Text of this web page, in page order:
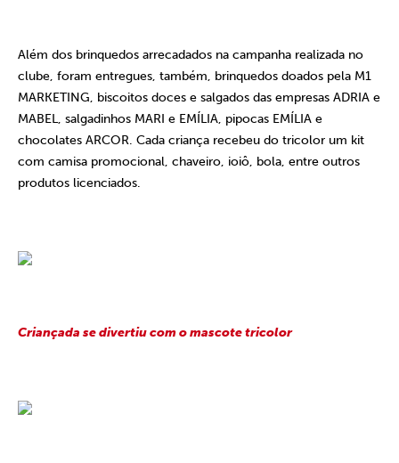
Além dos brinquedos arrecadados na campanha realizada no
clube, foram entregues, também, brinquedos doados pela M1
MARKETING, biscoitos doces e salgados das empresas ADRIA e
MABEL, salgadinhos MARI e EMÍLIA, pipocas EMÍLIA e
chocolates ARCOR. Cada criança recebeu do tricolor um kit
com camisa promocional, chaveiro, ioiô, bola, entre outros
produtos licenciados.
Criançada se divertiu com o mascote tricolor